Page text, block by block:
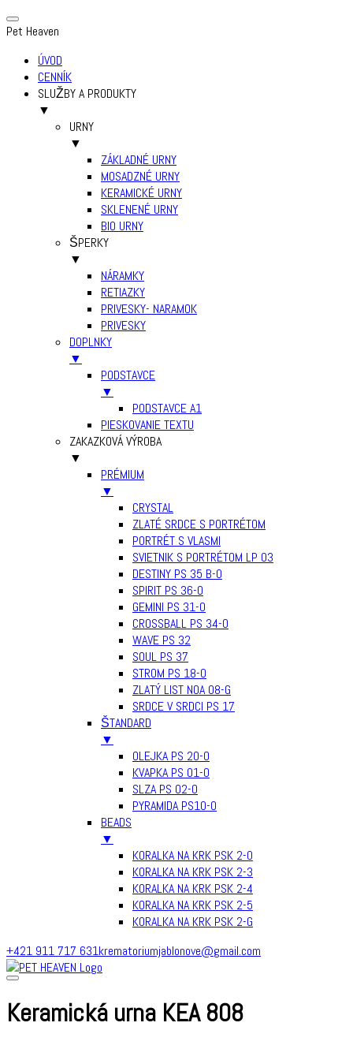
Pet Heaven
ÚVOD
CENNÍK
SLUŽBY A PRODUKTY
▼
URNY
▼
ZÁKLADNÉ URNY
MOSADZNÉ URNY
KERAMICKÉ URNY
SKLENENÉ URNY
BIO URNY
ŠPERKY
▼
NÁRAMKY
RETIAZKY
PRIVESKY- NARAMOK
PRIVESKY
DOPLNKY
▼
PODSTAVCE
▼
PODSTAVCE A1
PIESKOVANIE TEXTU
ZAKAZKOVÁ VÝROBA
▼
PRÉMIUM
▼
CRYSTAL
ZLATÉ SRDCE S PORTRÉTOM
PORTRÉT S VLASMI
SVIETNIK S PORTRÉTOM LP 03
DESTINY PS 35 B-0
SPIRIT PS 36-0
GEMINI PS 31-0
CROSSBALL PS 34-0
WAVE PS 32
SOUL PS 37
STROM PS 18-0
ZLATÝ LIST NOA 08-G
SRDCE V SRDCI PS 17
ŠTANDARD
▼
OLEJKA PS 20-0
KVAPKA PS 01-0
SLZA PS 02-0
PYRAMIDA PS10-0
BEADS
▼
KORALKA NA KRK PSK 2-0
KORALKA NA KRK PSK 2-3
KORALKA NA KRK PSK 2-4
KORALKA NA KRK PSK 2-5
KORALKA NA KRK PSK 2-G
Skip
to
content
+421 911 717 631krematoriumjablonove@gmail.com
Keramická urna KEA 808